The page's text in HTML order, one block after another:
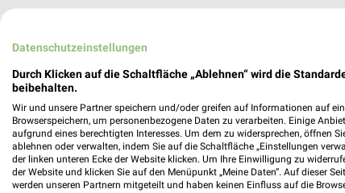
KFC Prospekte & Aktionen für
Kik Online Prospekt für Spaichingen
Datenschutzeinstellungen
Durch Klicken auf die Schaltfläche „Ablehnen“ wird die
beibehalten.
Wir und unsere Partner speichern und/oder greifen auf Informationen auf
Browserspeichern, um personenbezogene Daten zu verarbeiten. Einige
aufgrund eines berechtigten Interesses. Um dem zu widersprechen, öffnen
ablehnen oder verwalten, indem Sie auf die Schaltfläche „Einstellungen
der linken unteren Ecke der Website klicken. Um Ihre Einwilligung zu
der Website und klicken Sie auf den Menüpunkt „Meine Daten“. Auf dieser
werden unseren Partnern mitgeteilt und haben keinen Einfluss auf die